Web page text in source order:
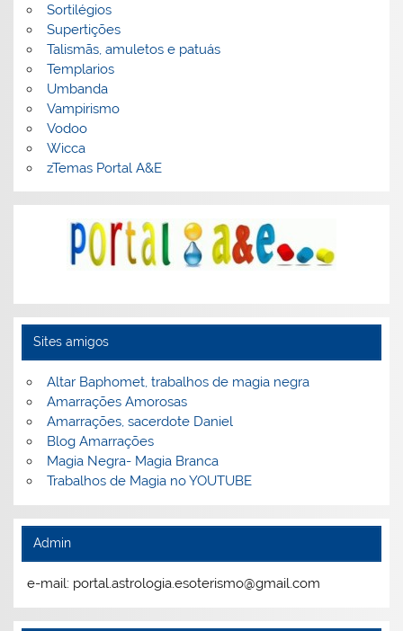
Sortilégios
Supertições
Talismãs, amuletos e patuás
Templarios
Umbanda
Vampirismo
Vodoo
Wicca
zTemas Portal A&E
Sites amigos
Altar Baphomet, trabalhos de magia negra
Amarrações Amorosas
Amarrações, sacerdote Daniel
Blog Amarrações
Magia Negra- Magia Branca
Trabalhos de Magia no YOUTUBE
Admin
e-mail: portal.astrologia.esoterismo@gmail.com